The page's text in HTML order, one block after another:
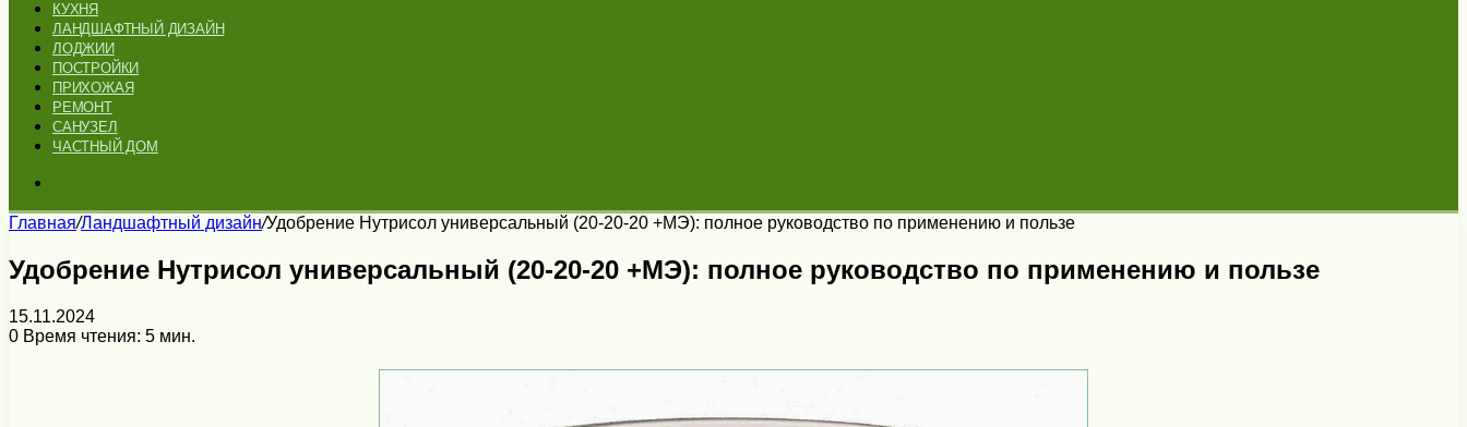
КУХНЯ
ЛАНДШАФТНЫЙ ДИЗАЙН
ЛОДЖИИ
ПОСТРОЙКИ
ПРИХОЖАЯ
РЕМОНТ
САНУЗЕЛ
ЧАСТНЫЙ ДОМ
Главная/Ландшафтный дизайн/Удобрение Нутрисол универсальный (20-20-20 +МЭ): полное руководство по применению и пользе
Удобрение Нутрисол универсальный (20-20-20 +МЭ): полное руководство по применению и пользе
15.11.2024
0 Время чтения: 5 мин.